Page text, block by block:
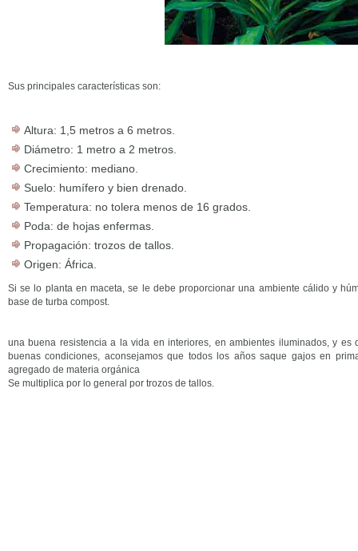
Sus principales características son:
Altura: 1,5 metros a 6 metros.
Diámetro: 1 metro a 2 metros.
Crecimiento: mediano.
Suelo: humífero y bien drenado.
Temperatura: no tolera menos de 16 grados.
Poda: de hojas enfermas.
Propagación: trozos de tallos.
Origen: África.
Si se lo planta en maceta, se le debe proporcionar una ambiente cálido y
base de turba compost.
una buena resistencia a la vida en interiores, en ambientes iluminados, y es
buenas condiciones, aconsejamos que todos los años saque gajos en
agregado de materia orgánica
Se multiplica por lo general por trozos de tallos.